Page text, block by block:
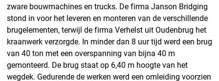
zware bouwmachines en trucks. De firma Janson Bridging
stond in voor het leveren en monteren van de verschillende
brugelementen, terwijl de firma Verhelst uit Oudenbrug het
kraanwerk verzorgde. In minder dan 8 uur tijd werd een brug
van 40 ton met een overspanning van bijna 40 m
gemonteerd. De brug staat op 6,40 m hoogte van het
wegdek. Gedurende de werken werd een omleiding voorzien